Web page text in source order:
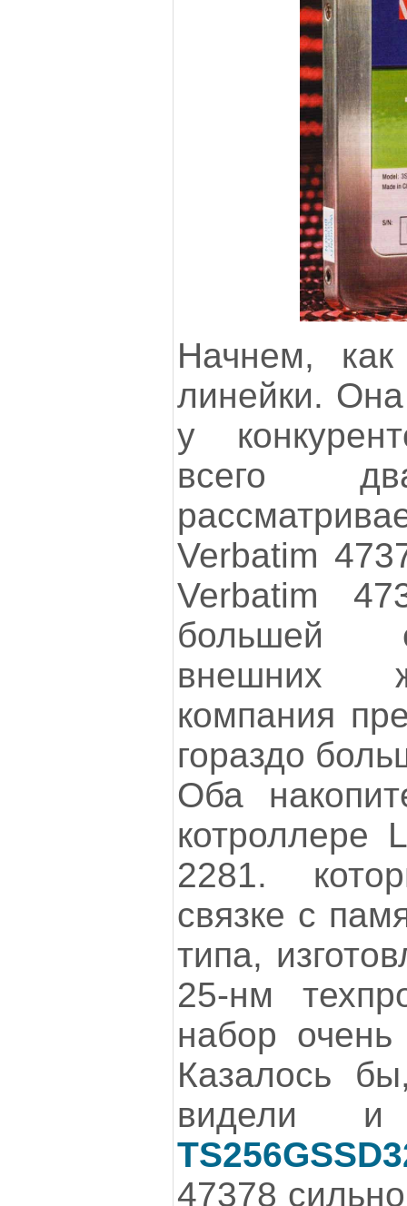
Начнем,
линейки.
у
всего
Verbatim
Verbatim
большей
внешних
компания
гораздо
Оба
котроллере
2281.
связке с
типа,
25-нм
набор
Казалось
47378